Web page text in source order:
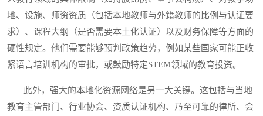
地、设施、师资资质（包括本地教师与外籍教师的比例与认证要
求）、课程大纲（是否需要本土化认证）以及财务保障等方面的
硬性规定。他们需要能够预判政策趋势，例如某些国家可能正收
紧语言培训机构的审批，或鼓励特定STEM领域的教育投资。
此外，强大的本地化资源网络是另一大关键。这包括与当地
教育主管部门、行业协会、资质认证机构、乃至可靠的律所、会